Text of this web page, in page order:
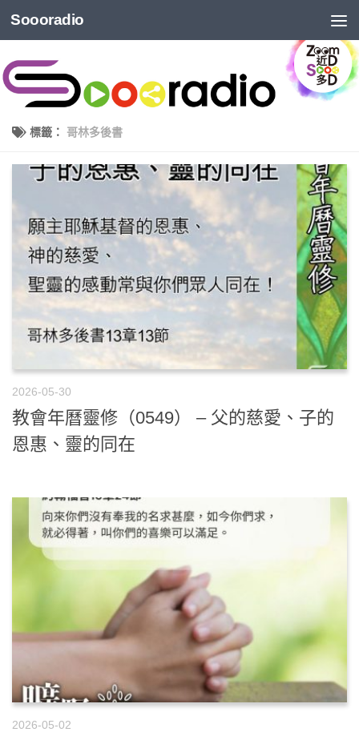
Soooradio
標籤： 哥林多後書
2026-05-30
教會年曆靈修（0549） – 父的慈愛、子的
恩惠、靈的同在
2026-05-02